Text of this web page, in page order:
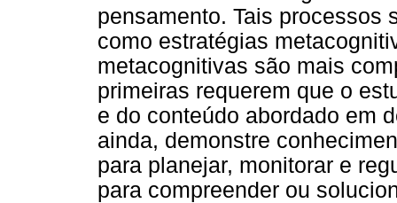
pensamento. Tais processos
como estratégias
metacognitivas são mais
primeiras requerem que o
e do conteúdo abordado em
ainda, demonstre
para planejar, monitorar e
para compreender ou